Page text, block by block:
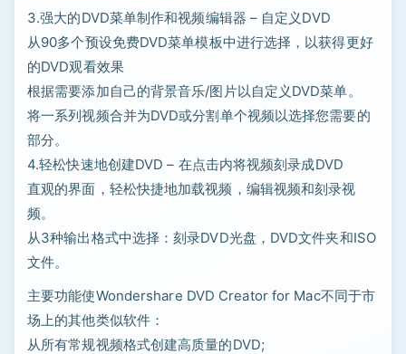
3.强大的DVD菜单制作和视频编辑器 – 自定义DVD
从90多个预设免费DVD菜单模板中进行选择，以获得更好
的DVD观看效果
根据需要添加自己的背景音乐/图片以自定义DVD菜单。
将一系列视频合并为DVD或分割单个视频以选择您需要的
部分。
4.轻松快速地创建DVD – 在点击内将视频刻录成DVD
直观的界面，轻松快捷地加载视频，编辑视频和刻录视
频。
从3种输出格式中选择：刻录DVD光盘，DVD文件夹和ISO
文件。
主要功能使Wondershare DVD Creator for Mac不同于市
场上的其他类似软件：
从所有常规视频格式创建高质量的DVD;